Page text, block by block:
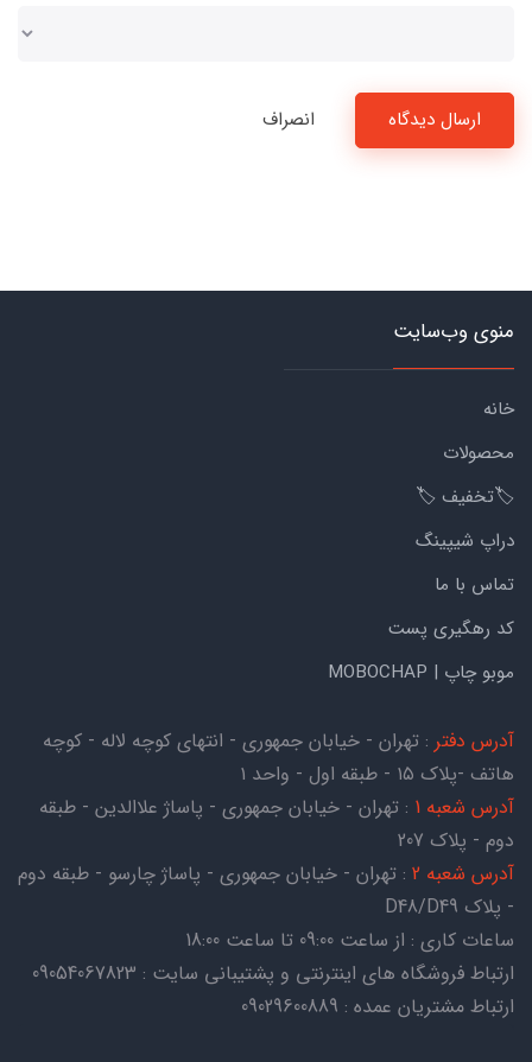
ارسال دیدگاه انصراف
منوی وب‌سایت
خانه
محصولات
🏷️تخفیف 🏷️
دراپ شیپینگ
تماس با ما
کد رهگیری پست
موبو چاپ | MOBOCHAP
آدرس دفتر : تهران - خیابان جمهوری - انتهای کوچه لاله - کوچه
هاتف -پلاک ۱۵ - طبقه اول - واحد ۱
آدرس شعبه 1
: تهران - خیابان جمهوری - پاساژ علاالدین - طبقه
دوم - پلاک 207
آدرس شعبه 2
: تهران - خیابان جمهوری - پاساژ چارسو - طبقه دوم
- پلاک D48/D49
ساعات کاری : از ساعت 09:00 تا ساعت 18:00
ارتباط فروشگاه های اینترنتی و پشتیبانی سایت : 09054067823
ارتباط مشتریان عمده : 09029600889